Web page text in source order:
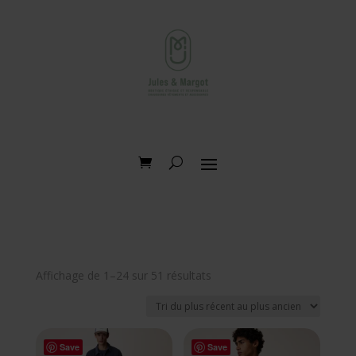
Affichage de 1–24 sur 51 résultatsTrié
plus
récent
au
Save Save